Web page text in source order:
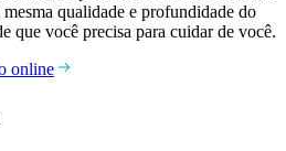
qualidade e profundidade do
que você precisa para cuidar de você.
online